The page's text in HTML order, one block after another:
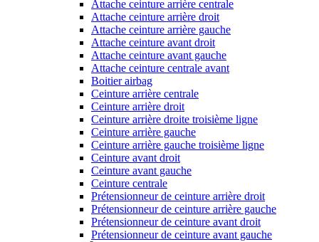
Attache ceinture arrière centrale
Attache ceinture arrière droit
Attache ceinture arrière gauche
Attache ceinture avant droit
Attache ceinture avant gauche
Attache ceinture centrale avant
Boitier airbag
Ceinture arrière centrale
Ceinture arrière droit
Ceinture arrière droite troisième ligne
Ceinture arrière gauche
Ceinture arrière gauche troisième ligne
Ceinture avant droit
Ceinture avant gauche
Ceinture centrale
Prétensionneur de ceinture arrière droit
Prétensionneur de ceinture arrière gauche
Prétensionneur de ceinture avant droit
Prétensionneur de ceinture avant gauche